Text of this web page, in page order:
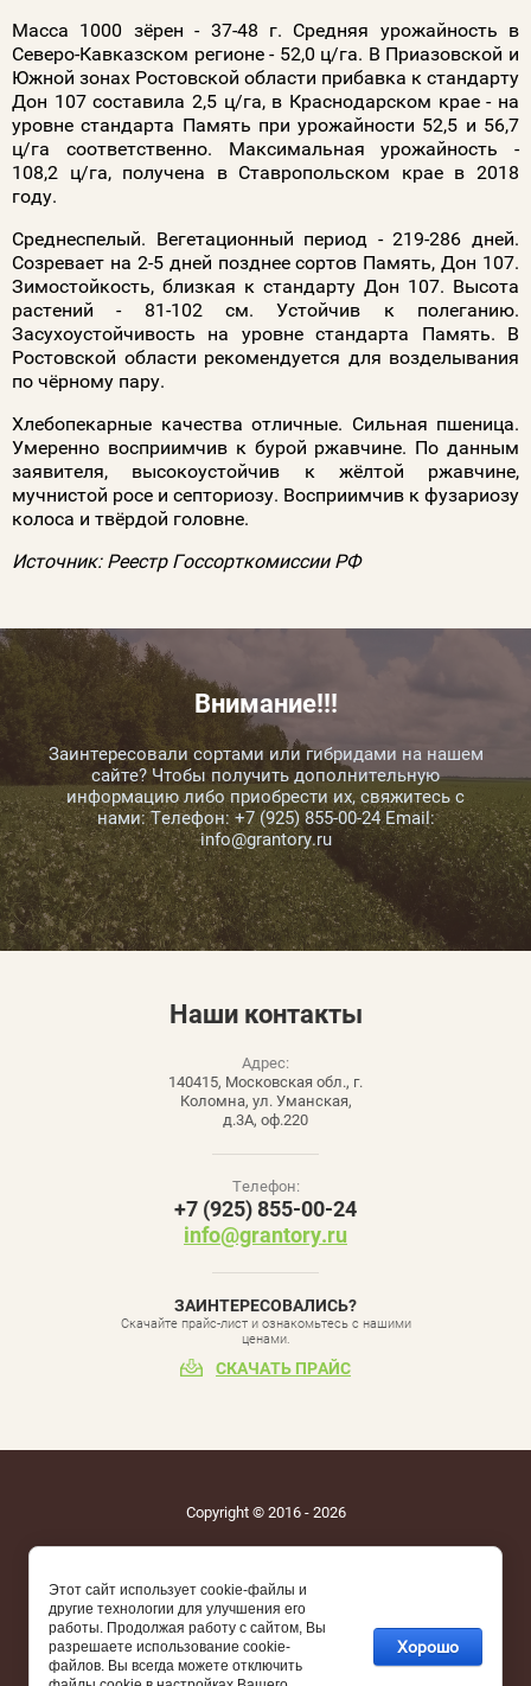
Масса 1000 зёрен - 37-48 г. Средняя урожайность в
Северо-Кавказском регионе - 52,0 ц/га. В Приазовской и
Южной зонах Ростовской области прибавка к стандарту
Дон 107 составила 2,5 ц/га, в Краснодарском крае - на
уровне стандарта Память при урожайности 52,5 и 56,7
ц/га соответственно. Максимальная урожайность -
108,2 ц/га, получена в Ставропольском крае в 2018
году.
Среднеспелый. Вегетационный период - 219-286 дней.
Созревает на 2-5 дней позднее сортов Память, Дон 107.
Зимостойкость, близкая к стандарту Дон 107. Высота
растений - 81-102 см. Устойчив к полеганию.
Засухоустойчивость на уровне стандарта Память. В
Ростовской области рекомендуется для возделывания
по чёрному пару.
Хлебопекарные качества отличные. Сильная пшеница.
Умеренно восприимчив к бурой ржавчине. По данным
заявителя, высокоустойчив к жёлтой ржавчине,
мучнистой росе и септориозу. Восприимчив к фузариозу
колоса и твёрдой головне.
Источник: Реестр Госсорткомиссии РФ
Внимание!!!
Заинтересовали сортами или гибридами на нашем
сайте? Чтобы получить дополнительную
информацию либо приобрести их, свяжитесь с
нами: Телефон: +7 (925) 855-00-24 Email:
info@grantory.ru
Наши контакты
Адрес:
140415, Московская обл., г.
Коломна, ул. Уманская,
д.3А, оф.220
Телефон:
+7 (925) 855-00-24
info@grantory.ru
ЗАИНТЕРЕСОВАЛИСЬ?
Скачайте прайс-лист и ознакомьтесь с нашими
ценами.
СКАЧАТЬ ПРАЙС
Copyright © 2016 - 2026
Этот сайт использует cookie-файлы и
другие технологии для улучшения его
работы. Продолжая работу с сайтом, Вы
разрешаете использование cookie-
файлов. Вы всегда можете отключить
Хорошо